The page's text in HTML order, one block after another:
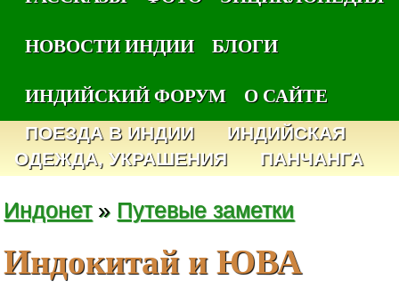
НОВОСТИ ИНДИИ
БЛОГИ
ИНДИЙСКИЙ ФОРУМ
О САЙТЕ
ПОЕЗДА В ИНДИИ
ИНДИЙСКАЯ
ОДЕЖДА, УКРАШЕНИЯ
ПАНЧАНГА
Индонет» Путевые заметки
Индокитай и ЮВА